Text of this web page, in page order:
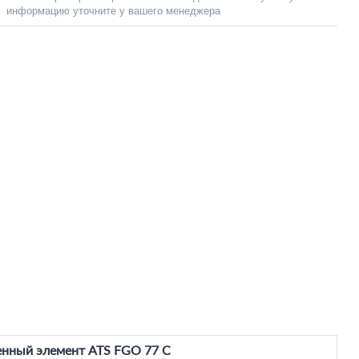
информацию уточните у вашего менеджера
элемент ATS FGO 77 C